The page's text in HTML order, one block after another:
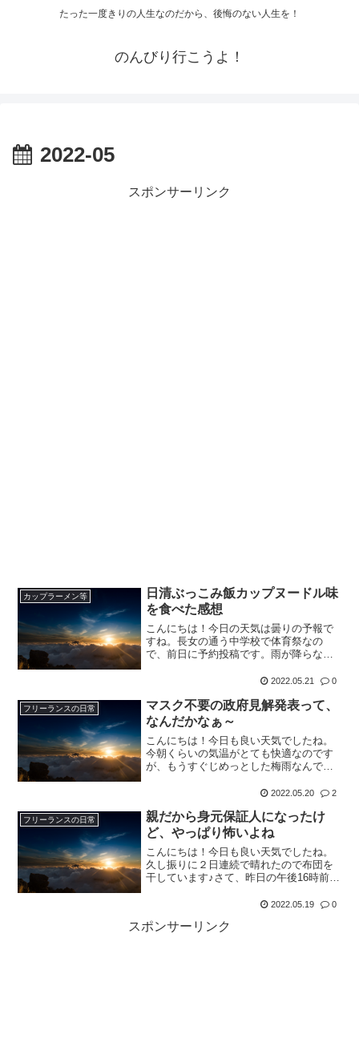
たった一度きりの人生なのだから、後悔のない人生を！
のんびり行こうよ！
2022-05
スポンサーリンク
カップラーメン等
日清ぶっこみ飯カップヌードル味
を食べた感想
こんにちは！今日の天気は曇りの予報で
すね。長女の通う中学校で体育祭なの
で、前日に予約投稿です。雨が降らなけ
ントで食べてみたいけど、お金を払って
コーナーです♪今回は、こち...
2022.05.21 0
フリーランスの日常
マスク不要の政府見解発表って、
なんだかなぁ～
こんにちは！今日も良い天気でしたね。
今朝くらいの気温がとても快適なのです
が、もうすぐじめっとした梅雨なんです
りました。政府の見解では、周囲の人と
移動中は外すことは可能だ...
2022.05.20 2
フリーランスの日常
親だから身元保証人になったけ
ど、やっぱり怖いよね
こんにちは！今日も良い天気でしたね。
久し振りに２日連続で晴れたので布団を
干しています♪さて、昨日の午後16時前に
話で、出てみると『身元保証書が間違っ
きます。そうです、先...
2022.05.19 0
スポンサーリンク